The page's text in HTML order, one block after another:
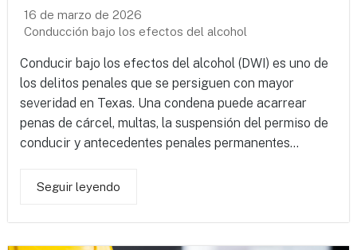
16 de marzo de 2026
Conducción bajo los efectos del alcohol
Conducir bajo los efectos del alcohol (DWI) es uno de
los delitos penales que se persiguen con mayor
severidad en Texas. Una condena puede acarrear
penas de cárcel, multas, la suspensión del permiso de
conducir y antecedentes penales permanentes...
Seguir leyendo